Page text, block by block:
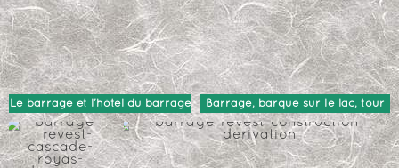
Le barrage et l'hôtel du barrage Barrage, barque sur le lac, tour